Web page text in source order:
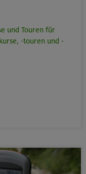
und Touren für
-touren und -